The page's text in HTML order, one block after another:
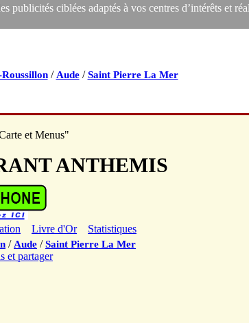
ciblées adaptés à vos centres d’intérêts et
/ Aude/Saint Pierre La Mer
et Menus"
ANTHEMIS
Livre d'Or
Statistiques
/ Aude /Saint Pierre La Mer